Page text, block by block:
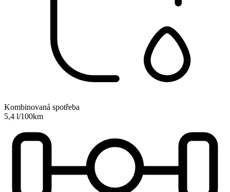
Kombinovaná spotřeba
5,4 l/100km